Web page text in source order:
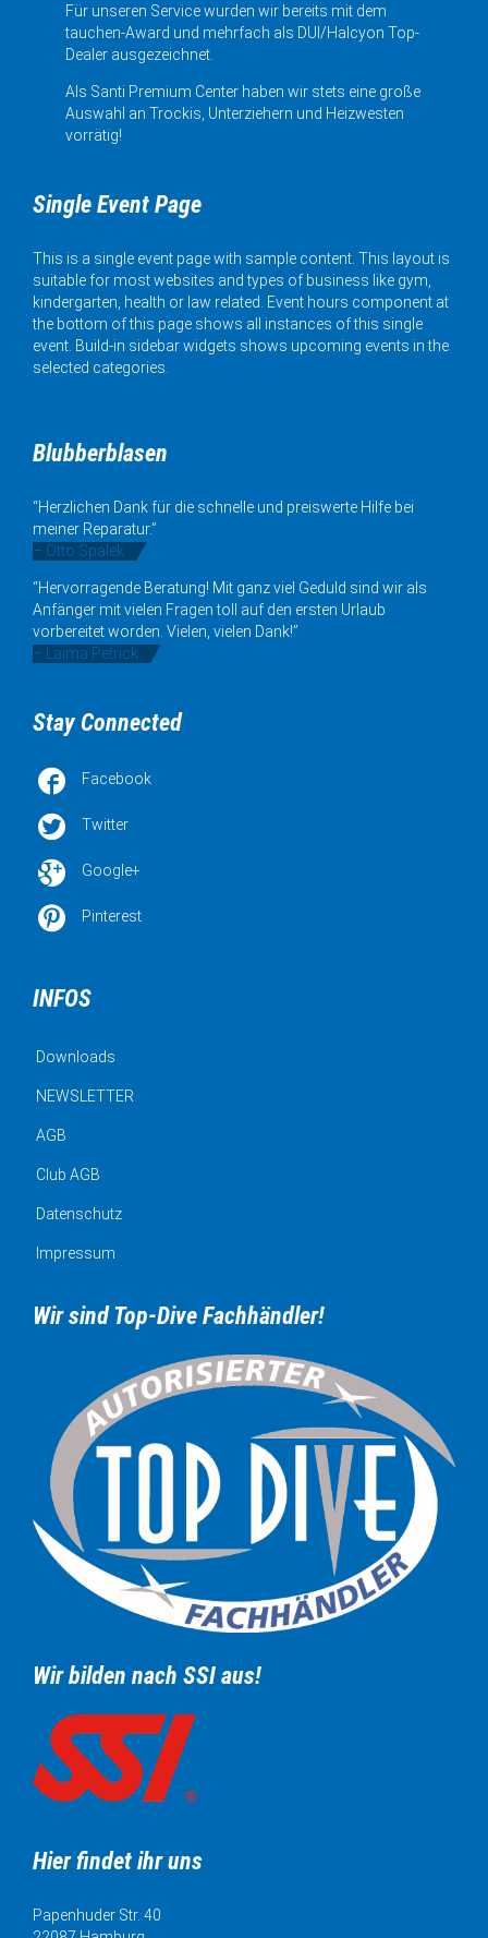
Für unseren Service wurden wir bereits mit dem
tauchen-Award und mehrfach als DUI/Halcyon Top-
Dealer ausgezeichnet.
Als Santi Premium Center haben wir stets eine große
Auswahl an Trockis, Unterziehern und Heizwesten
vorrätig!
Single Event Page
This is a single event page with sample content. This layout is
suitable for most websites and types of business like gym,
kindergarten, health or law related. Event hours component at
the bottom of this page shows all instances of this single
event. Build-in sidebar widgets shows upcoming events in the
selected categories.
Blubberblasen
“Herzlichen Dank für die schnelle und preiswerte Hilfe bei
meiner Reparatur.”
– Otto Spalek
“Hervorragende Beratung! Mit ganz viel Geduld sind wir als
Anfänger mit vielen Fragen toll auf den ersten Urlaub
vorbereitet worden. Vielen, vielen Dank!”
– Laima Petrick
Stay Connected
 Facebook
 Twitter
 Google+
 Pinterest
INFOS
Downloads
NEWSLETTER
AGB
Club AGB
Datenschutz
Impressum
Wir sind Top-Dive Fachhändler!
Wir bilden nach SSI aus!
Hier findet ihr uns
Papenhuder Str. 40